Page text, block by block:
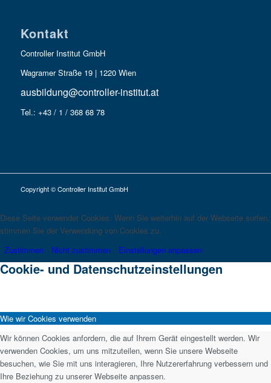
Kontakt
Controller Institut GmbH
Wagramer Straße 19 | 1220 Wien
ausbildung@controller-institut.at
Tel.: +43 / 1 / 368 68 78
Copyright © Controller Institut GmbH
Diese Seite verwendet Cookies. Wenn Sie weiterhin auf der Webseite surfen,
stimmen Sie der Verwendung von Cookies zu.
Zustimmen
Nicht zustimmen Einstellungen anpassen
Cookie- und Datenschutzeinstellungen
Wie wir Cookies verwenden
Wir können Cookies anfordern, die auf Ihrem Gerät eingestellt werden. Wir
verwenden Cookies, um uns mitzuteilen, wenn Sie unsere Webseite
besuchen, wie Sie mit uns interagieren, Ihre Nutzererfahrung verbessern und
Ihre Beziehung zu unserer Webseite anpassen.